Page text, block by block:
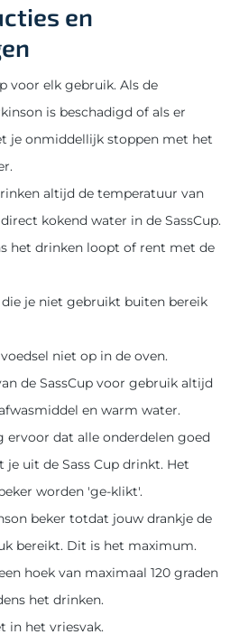
en
voor elk gebruik. Als de
is beschadigd of als er
je onmiddellijk stoppen met het
altijd de temperatuur van
kokend water in de SassCup.
het drinken loopt of rent met de
je niet gebruikt buiten bereik
niet op in de oven.
de SassCup voor gebruik altijd
en warm water.
ervoor dat alle onderdelen goed
uit de Sass Cup drinkt. Het
worden 'ge-klikt'.
beker totdat jouw drankje de
bereikt. Dit is het maximum.
hoek van maximaal 120 graden
het drinken.
in het vriesvak.